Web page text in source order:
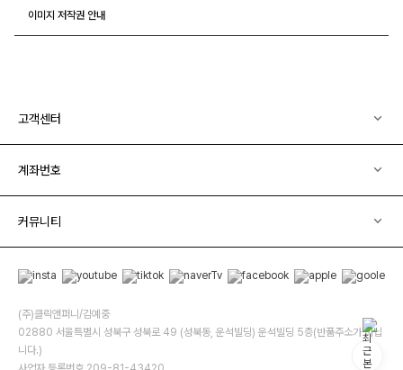
이미지 저작권 안내
고객센터
계좌번호
커뮤니티
(주)클릭앤퍼니/김예중
02880 서울특별시 성북구 성북로 49 (성북동, 운석빌딩) 운석빌딩 5층(반품주소가 아닙
니다.)